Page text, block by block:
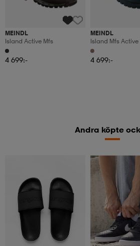
MEINDL
Island Active Mfs
4 699:-
MEINDL
Island Mfs
4 699:-
Andra köpte